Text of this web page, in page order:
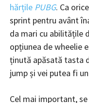
hărțile PUBG. Ca
sprint pentru avânt
da mari cu abilitățile
opțiunea de wheelie
ținută apăsată tasta
jump și vei putea fi
Cel mai important, se